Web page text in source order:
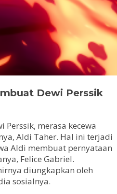
Dewi Perssik
Perssik, merasa kecewa
Aldi Taher. Hal ini terjadi
Aldi membuat pernyataan
Felice Gabriel.
diungkapkan oleh
sosialnya.